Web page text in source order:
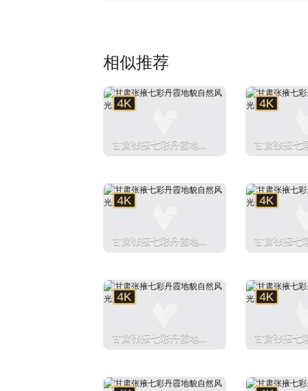
相似推荐
甘肃张掖七彩丹霞地貌
甘肃张掖七
甘肃张掖七彩丹霞地貌
甘肃张掖七
甘肃张掖七彩丹霞地貌
甘肃张掖七